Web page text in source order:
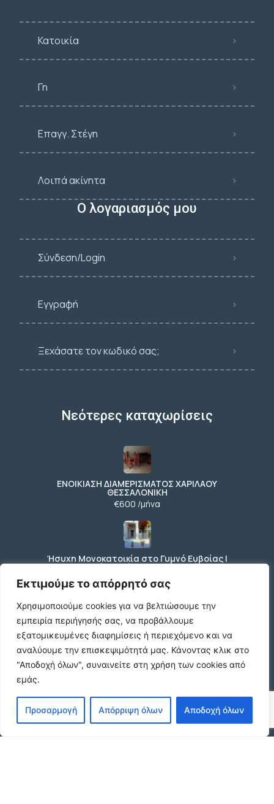
Εκτιμούμε το απόρρητό σας
Χρησιμοποιούμε cookies για να βελτιώσουμε την
εμπειρία περιήγησής σας, να προβάλλουμε
εξατομικευμένες διαφημίσεις ή περιεχόμενο και να
αναλύουμε την επισκεψιμότητά μας. Κάνοντας κλικ στο
"Αποδοχή όλων", συναινείτε στη χρήση των cookies από
εμάς.
Προσαρμογή Απόρριψη όλων Αποδοχή όλων
Κατοικία
Γη
Επαγγ. Στέγη
Λοιπά ακίνητα
Ο λογαριασμός μου
Σύνδεση/Login
Εγγραφή
Ξεχάσατε τον κωδικό σας;
Νεότερες καταχωρίσεις
ΕΝΟΙΚΙΑΣΗ ΔΙΑΜΕΡΙΣΜΑΤΟΣ ΧΑΡΙΛΑΟΥ
ΘΕΣΣΑΛΟΝΙΚΗ
€600 /μήνα
Ήσυχη Μονοκατοικία στο Γυμνό Ευβοίας |
Κοντά σε Θάλασσα & Βουνό
€52 /μήνα
ΕΝΟΙΚΙΑΣΗ ΔΙΑΜΕΡΙΣΜΑΤΟΣ ΧΑΡΙΛΑΟΥ
ΘΕΣΣΑΛΟΝΙΚΗ
€600 /μήνα
Κωδικος ακινητου Μ480 καταστημα στον
Ευοσμο